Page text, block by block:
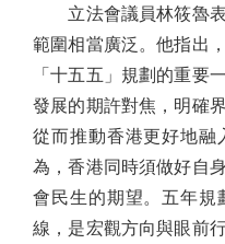
立法會議員林筱魯表
範圍相當廣泛。他指出
「十五五」規劃的重要
發展的期許對焦，明確
從而推動香港更好地融
為，香港同時須做好自
會民生的期望。五年規
線，是宏觀方向與眼前